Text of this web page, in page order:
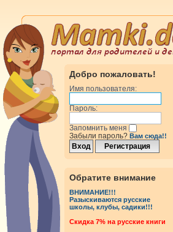
Добро пожаловать!
Имя пользователя:
Пароль:
Запомнить меня
Забыли пароль? Вам сюда!!
Обратите внимание
ВНИМАНИЕ!!!
Разыскиваются русские
школы, клубы, садики!!!
Cкидка 7% на русские книги